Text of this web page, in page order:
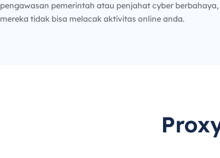
pengawasan pemerintah atau penjahat cyber berbahaya,
mereka tidak bisa melacak aktivitas online anda.